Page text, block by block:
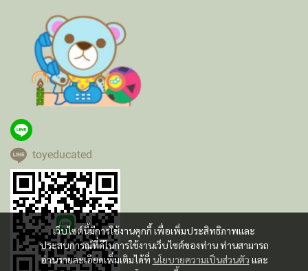
เว็บไซต์นี้มีการใช้งานคุกกี้ เพื่อเพิ่มประสิทธิภาพและ
ประสบการณ์ที่ดีในการใช้งานเว็บไซต์ของท่าน ท่านสามารถ
อ่านรายละเอียดเพิ่มเติมได้ที่ นโยบายความเป็นส่วนตัว และ
toyeducated